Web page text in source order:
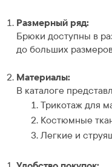
Размерный ряд:
Брюки доступны в
до больших
Материалы:
В каталоге
Трикотаж для
Костюмные
Легкие и